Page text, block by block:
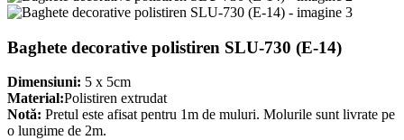
Baghete decorative polistiren SLU-730 (E-14)
Dimensiuni: 5 x 5cm
Material:Polistiren extrudat
Notă: Pretul este afisat pentru 1m de muluri. Molurile sunt livrate pe
o lungime de 2m.